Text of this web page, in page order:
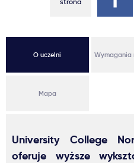
O uczelni Wymagania
Mapa
University College
oferuje wyższe